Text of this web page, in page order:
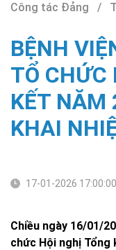
Công tác Đảng /
BỆNH
TỔ CHỨC
KẾT NĂM
KHAI
17-01-2026 17:00:00
Chiều ngày 16/01/
chức Hội nghị Tổng